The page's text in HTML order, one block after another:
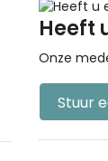
Heeft
Onze
Stuur